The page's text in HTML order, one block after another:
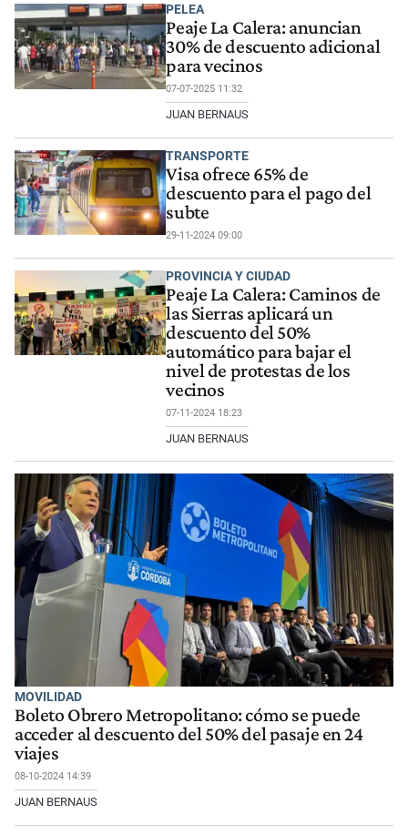
PELEA
Peaje La Calera: anuncian
30% de descuento adicional
para vecinos
07-07-2025 11:32
JUAN BERNAUS
TRANSPORTE
Visa ofrece 65% de
descuento para el pago del
subte
29-11-2024 09:00
PROVINCIA Y CIUDAD
Peaje La Calera: Caminos de
las Sierras aplicará un
descuento del 50%
automático para bajar el
nivel de protestas de los
vecinos
07-11-2024 18:23
JUAN BERNAUS
MOVILIDAD
Boleto Obrero Metropolitano: cómo se puede
acceder al descuento del 50% del pasaje en 24
viajes
08-10-2024 14:39
JUAN BERNAUS